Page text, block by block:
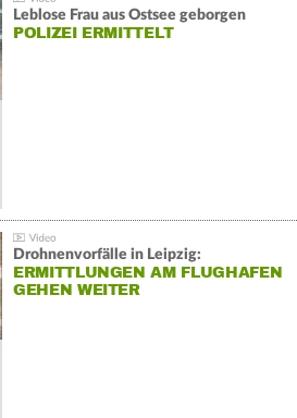
Leblose Frau aus Ostsee geborgen
POLIZEI ERMITTELT
Drohnenvorfälle in Leipzig:
ERMITTLUNGEN AM FLUGHAFEN
GEHEN WEITER